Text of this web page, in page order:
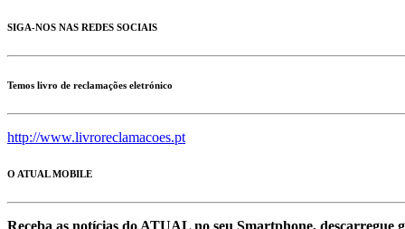
SIGA-NOS NAS REDES SOCIAIS
Temos livro de reclamações eletrónico
http://www.livroreclamacoes.pt
O ATUAL MOBILE